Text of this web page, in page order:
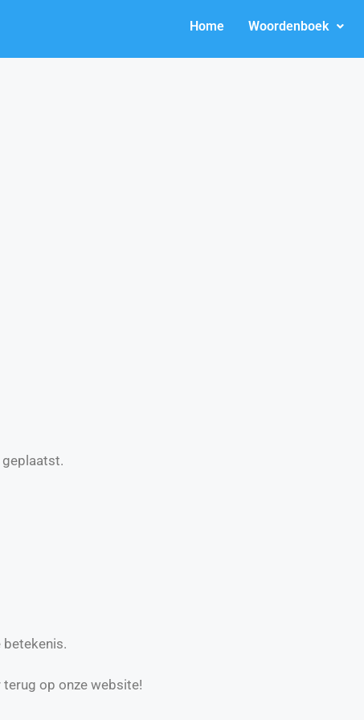
Home Woordenboek
betekenis.
op onze website!